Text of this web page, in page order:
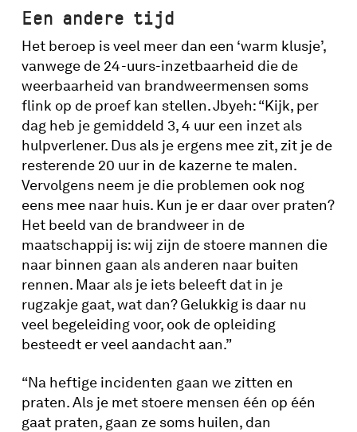
mooi of juist niet, gaan in dat rugzakje. Je
draagt het altijd met je mee.“
Jbyeh is hoofdbrandwacht van
Amsterdam-Amstelland en intussen
alweer 30 jaar bij de brandweer. Daarvan
zat hij 27 jaar op de auto, nu drie jaar op
kantoor. Toch heeft hij in al die jaren nooit
naar de klok gekeken, stelt hij. “Als
beroepsbrandweermens ben je de hele
dag bezig. Je controleert je spullen, je gaat
corveeën. We sporten, we lunchen, we
oefenen, we hebben avondeten.
Tussendoor doe je boodschappen én blus
je branden. Een dag bij de brandweer gaat
drie keer harder dan een dag bij je gezin.
Er ontstaan hechte vriendschappen. Soms
Een andere tijd
Het beroep is veel meer dan een ‘warm klusje’,
vanwege de 24-uurs-inzetbaarheid die de
weerbaarheid van brandweermensen soms
flink op de proef kan stellen. Jbyeh: “Kijk, per
dag heb je gemiddeld 3, 4 uur een inzet als
hulpverlener. Dus als je ergens mee zit, zit je de
resterende 20 uur in de kazerne te malen.
Vervolgens neem je die problemen ook nog
eens mee naar huis. Kun je er daar over praten?
Het beeld van de brandweer in de
maatschappij is: wij zijn de stoere mannen die
naar binnen gaan als anderen naar buiten
rennen. Maar als je iets beleeft dat in je
rugzakje gaat, wat dan? Gelukkig is daar nu
veel begeleiding voor, ook de opleiding
besteedt er veel aandacht aan.”
“Na heftige incidenten gaan we zitten en
praten. Als je met stoere mensen één op één
gaat praten, gaan ze soms huilen, dan